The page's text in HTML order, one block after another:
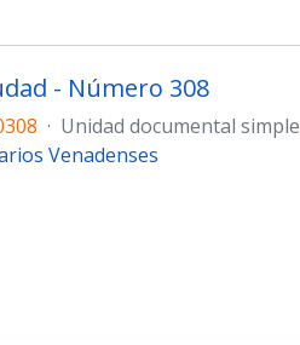
- Número 308
· Unidad documental simple
Venadenses